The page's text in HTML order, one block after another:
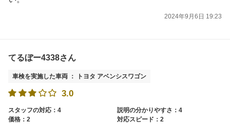
2024年9月6日 19:23
てるぼー4338さん
車検を実施した車両 ： トヨタ アベンシスワゴン
3.0
スタッフの対応：4
説明の分かりやすさ：4
価格：2
対応スピード：2